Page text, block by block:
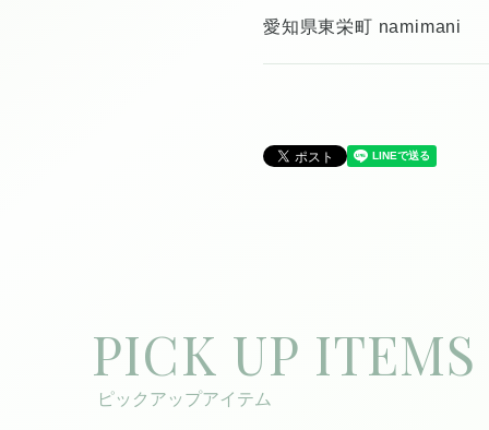
愛知県東栄町 namimani
PICK UP ITEMS